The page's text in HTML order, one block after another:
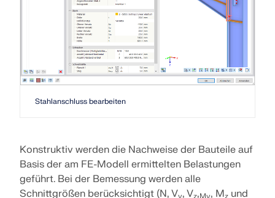
RWIND 3
CFD-Software für digitale Windkanäle
Weitere Infos
Dlubal API
SUPPORT ERHALTEN
KOSTENLOSE LIZENZ ERHALTEN
MIT DEM SUPPORT IN VERBINDUNG TRETEN
von Ingenieursoftware und bringen Sie Ihre Karriere
auf ein neues Niveau.
OFFENE STELLEN ENTDECKEN
Stahlanschluss bearbeiten
Konstruktiv werden die Nachweise der Bauteile auf
Basis der am FE-Modell ermittelten Belastungen
geführt. Bei der Bemessung werden alle
Schnittgrößen berücksichtigt (N, Vy, Vz,My, Mz und